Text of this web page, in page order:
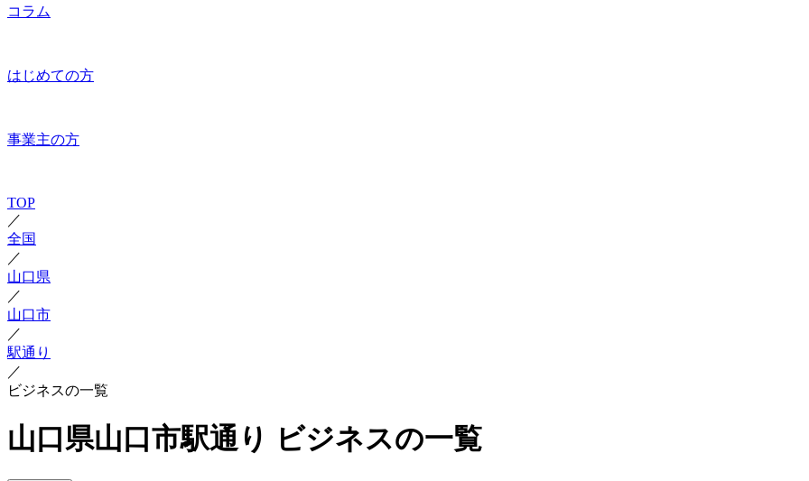
コラム
はじめての方
事業主の方
TOP
／
全国
／
山口県
／
山口市
／
駅通り
／
ビジネスの一覧
山口県山口市駅通り ビジネスの一覧